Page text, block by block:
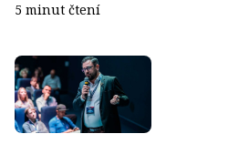
5 minut čtení